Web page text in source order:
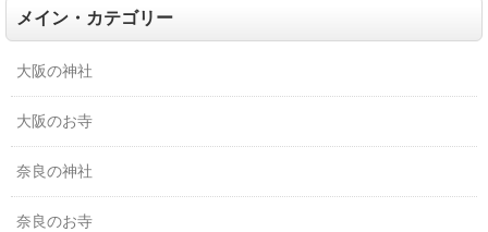
メイン・カテゴリー
大阪の神社
大阪のお寺
奈良の神社
奈良のお寺